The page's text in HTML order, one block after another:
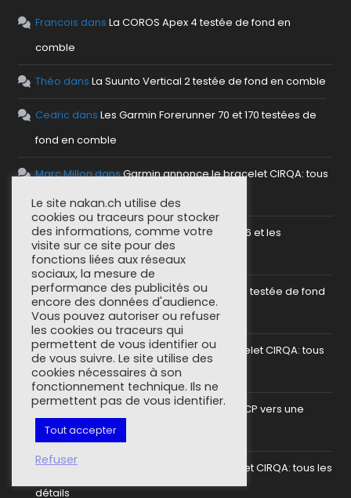
Francois dansLa COROS Apex 4 testée de fond en
comble
Théo dansLa Suunto Vertical 2 testée de fond en comble
CedricdansLes Garmin Forerunner 70 et 170 testées de
fond en comble
Marc MillondansGarmin annonce le bracelet CIRQA: tous
les détails
C'est le loupdansGarmin: la gamme 2026 et les
probables nouveautés!
GEORGES GRINDLER dansLa Garmin fenix 8 testée de fond
en comble
Benguetta dans Garmin annonce le bracelet CIRQA: tous
les détails
anthodansMettre en place un serveur MCP vers une
plateforme sportive
SoCorsu
Garmin annonce le bracelet CIRQA: tous les
détails
Le site nakan.ch utilise des
cookies ou traceurs pour stocker
des informations, comme votre
visite sur ce site pour des
fonctions liées aux réseaux
sociaux, la mesure de
performance des publicités ou
encore des données d'audience.
Vous pouvez autoriser ou refuser
les cookies ou traceurs qui
permettent de vous identifier ou
de vous suivre. Le site utilise des
cookies nécessaires à son
fonctionnement technique. Ils ne
permettent pas de vous identifier.
Tout accepter
Refuser